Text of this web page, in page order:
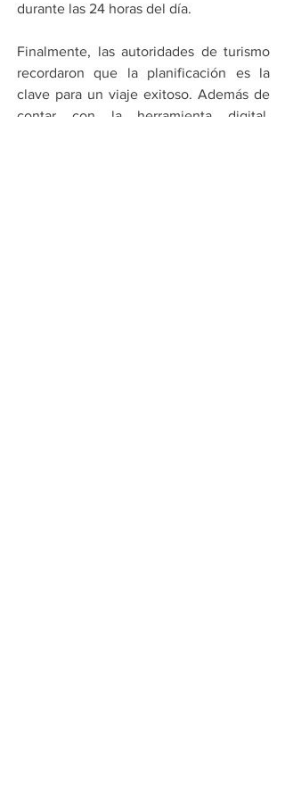
durante las 24 horas del día.
Finalmente, las autoridades de turismo
recordaron que la planificación es la
clave para un viaje exitoso. Además de
contar con la herramienta digital,